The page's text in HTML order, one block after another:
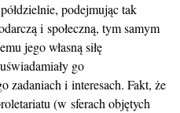
podejmując tak
i społeczną, tym samym
jego własną siłę
go
zadaniach i interesach. Fakt, że
(w sferach objętych